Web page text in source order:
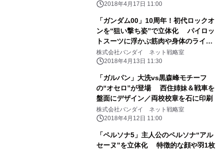
2018年4月17日 11:00
「ガンダム00」10周年！初代ロックオ
ンを“狙い撃ち姿”で立体化 パイロッ
トスーツに浮かぶ筋肉や身体のライン
まで再現
株式会社バンダイ ネット戦略室
2018年4月13日 11:30
「ガルパン」大洗vs黒森峰モチーフ
の“オセロ”が登場 西住姉妹＆戦車を
盤面にデザイン／両校校章を石に印刷
株式会社バンダイ ネット戦略室
2018年4月12日 11:00
「ペルソナ5」主人公のペルソナ“アル
セーヌ”を立体化 特徴的な顔や羽1枚